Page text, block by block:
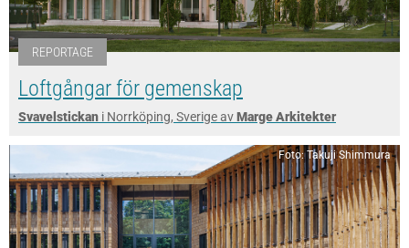
REPORTAGE
Loftgångar för gemenskap
Svavelstickan i Norrköping, Sverige avMarge Arkitekter
Foto: Takuji Shimmura